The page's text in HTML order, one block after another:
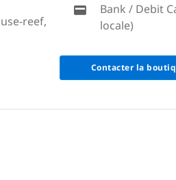
reef,
Bank / Debit
locale)
Contacter la